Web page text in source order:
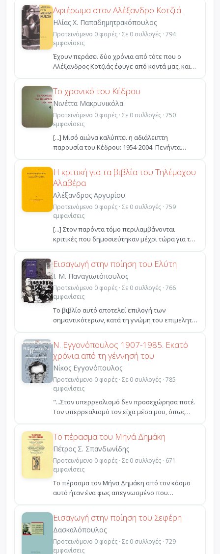
Αφιέρωμα στον Αλέξανδρο Κοτζιά
Ηλίας Χ. Παπαδημητρακόπουλος
Προτεινόμενο 0 φορές · Σε 0 συλλογές · 794
εμφανίσεις
Έχουν περάσει δύο χρόνια από τότε που ο
Αλέξανδρος Κοτζιάς έφυγε από κοντά μας, και
το κενό που άνοι...
Το χρονικό του Κέδρου
Νινέττα Μακρυνικόλα
Προτεινόμενο 0 φορές · Σε 0 συλλογές · 750
εμφανίσεις
[...] Μισό αιώνα καλύπτει η αδιάλειπτη
παρουσία του Κέδρου: 1954-2004. Πενήντα
δημιουργικά χρόνια στ...
Η κριτική για τα βιβλία του Τηλέμαχου
Αλαβέρα
Αλέξανδρος Αργυρίου
Προτεινόμενο 0 φορές · Σε 0 συλλογές · 759
εμφανίσεις
[...] Στον παρόντα τόμο περιλαμβάνονται
κριτικές που δημοσιεύτηκαν μέχρι τώρα για τα
εκδοθέντα βιβλί...
Εισαγωγή στην ποίηση του Ελύτη
Ι. Μ. Παναγιωτόπουλος
Προτεινόμενο 0 φορές · Σε 0 συλλογές · 766
εμφανίσεις
Το βιβλίο αυτό αποτελεί επιλογή των
σημαντικότερων, κατά τη γνώμη του επιμελητή
του, κριτικών κειμέν...
Ν. Εγγονόπουλος 1907-1985. Εκατό
χρόνια από τη γέννησή του
Νίκος Εγγονόπουλος
Προτεινόμενο 0 φορές · Σε 0 συλλογές · 785
εμφανίσεις
"...Στον υπερρεαλισμό δεν προσεχώρησα ποτέ.
Τον υπερρεαλισμό τον είχα μέσα μου, όπως
είχα μέσα μου τ...
Το πέρασμα του Μηνά Δημάκη
Πέτρος Σ. Σπανδωνίδης
Προτεινόμενο 0 φορές · Σε 0 συλλογές · 671
εμφανίσεις
To πέρασμα τον Μήνα Δημάκη από τον κόσμο
αυτό ήταν ένα φως απεγνωσμένο που
αναπήδησε από ταραγμένο σ...
Εισαγωγή στην ποίηση του Σεφέρη
Δασκαλόπουλος
Προτεινόμενο 0 φορές · Σε 0 συλλογές · 729
εμφανίσεις